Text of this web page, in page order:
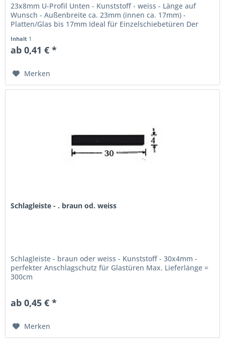
23x8mm U-Profil Unten - Kunststoff - weiss - Länge auf
Wunsch - Außenbreite ca. 23mm (innen ca. 17mm) -
Platten/Glas bis 17mm Ideal für Einzelschiebetüren Der
gebrauchte Menge! -...
Inhalt 1
ab 0,41 € *
Merken
Schlagleiste - . braun od. weiss
Schlagleiste - braun oder weiss - Kunststoff - 30x4mm -
perfekter Anschlagschutz für Glastüren Max. Lieferlänge =
300cm
ab 0,45 € *
Merken